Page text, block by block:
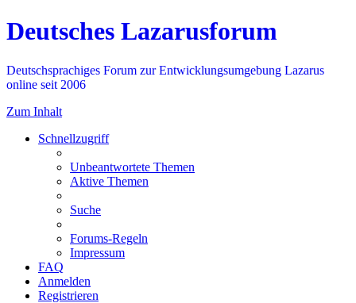
Deutsches Lazarusforum
Deutschsprachiges Forum zur Entwicklungsumgebung Lazarus
online seit 2006
Zum Inhalt
Schnellzugriff
Unbeantwortete Themen
Aktive Themen
Suche
Forums-Regeln
Impressum
FAQ
Anmelden
Registrieren